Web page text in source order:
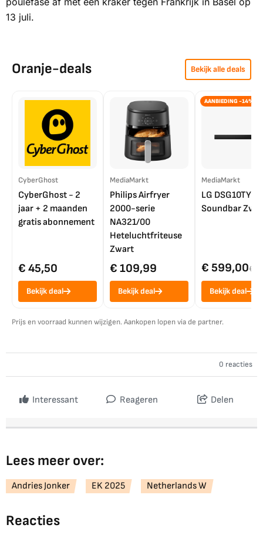
13 juli.
Oranje-deals Bekijk alle deals
CyberGhost
CyberGhost - 2
jaar + 2 maanden
gratis abonnement
€ 45,50
Bekijk deal
MediaMarkt
Philips Airfryer
2000-serie
NA321/00
Heteluchtfriteuse
Zwart
€ 109,99
Bekijk deal
AANBIEDING -14%
MediaMarkt
LG DSG10TY
Soundbar
€ 599,00€
Bekijk deal
Prijs en voorraad kunnen wijzigen. Aankopen lopen via de partner.
0 reacties
Interessant Reageren Delen
Lees meer over:
Andries Jonker EK 2025 Netherlands W
Reacties